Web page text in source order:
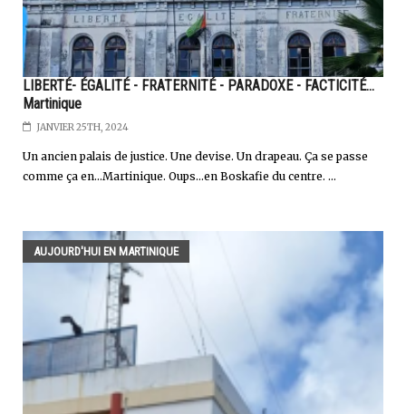
LIBERTÉ- ÉGALITÉ - FRATERNITÉ - PARADOXE - FACTICITÉ...
Martinique
JANVIER 25TH, 2024
Un ancien palais de justice. Une devise. Un drapeau. Ça se passe
comme ça en...Martinique. Oups...en Boskafie du centre. ...
AUJOURD'HUI EN MARTINIQUE